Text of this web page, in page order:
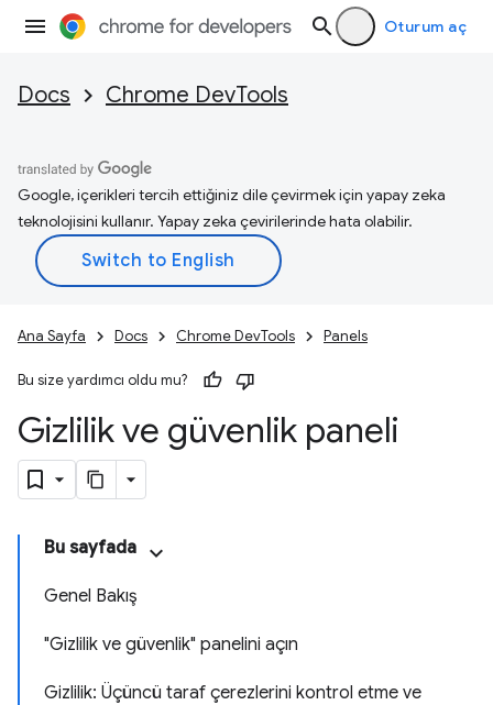
Oturum aç
Docs Chrome DevTools
Google, içerikleri tercih ettiğiniz dile çevirmek için yapay zeka
teknolojisini kullanır. Yapay zeka çevirilerinde hata olabilir.
Ana Sayfa Docs Chrome DevTools Panels
Bu size yardımcı oldu mu?
Gizlilik ve güvenlik paneli
Bu sayfada
Genel Bakış
"Gizlilik ve güvenlik" panelini açın
Gizlilik: Üçüncü taraf çerezlerini kontrol etme ve